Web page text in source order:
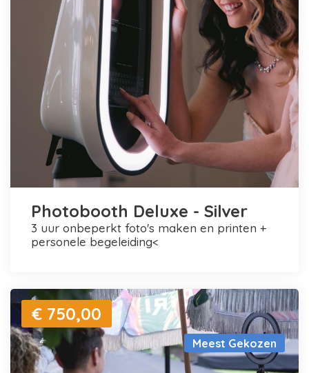
Photobooth Deluxe - Silver
3 uur onbeperkt foto's maken en printen +
personele begeleiding<
Meest Gekozen
€ 750,00